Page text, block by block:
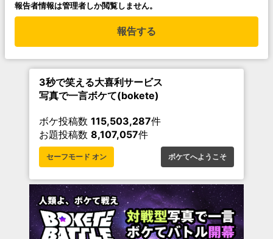
報告者情報は管理者しか閲覧しません。
報告する
3秒で笑える大喜利サービス
写真で一言ボケて(bokete)
ボケ投稿数 115,503,287件
お題投稿数 8,107,057件
セーフモード オン ボケてへようこそ